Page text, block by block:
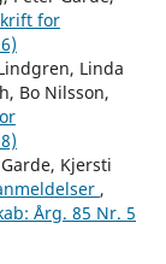
for
Linda
Bo Nilsson,
Kjersti
,
Årg. 85 Nr. 5